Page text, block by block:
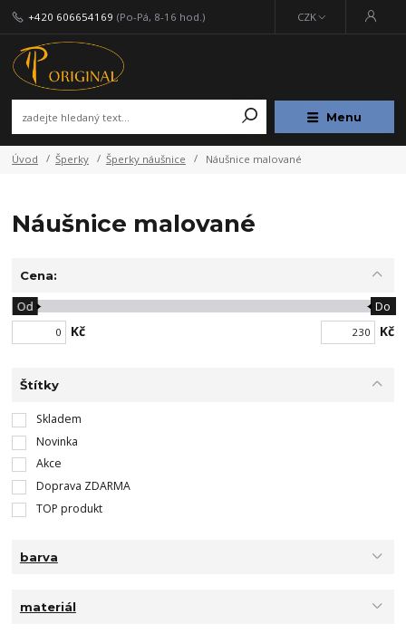
Menu
CZK
+420 606654169 (Po-Pá, 8-16 hod.)
Úvod Šperky Šperky náušnice Náušnice malované
Náušnice malované
Cena:
Kč
Od Do
Kč
Štítky
Skladem
Novinka
Akce
Doprava ZDARMA
TOP produkt
barva
materiál